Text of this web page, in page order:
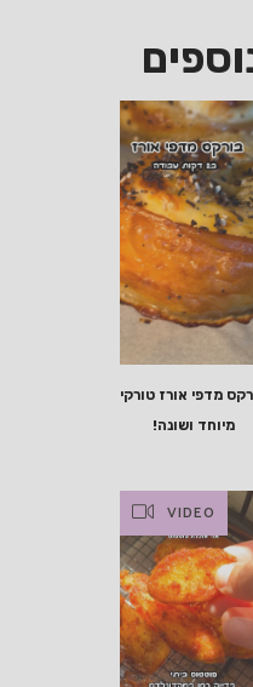
מדפי אורז טורקי
מיוחד ושונה!
VIDEO